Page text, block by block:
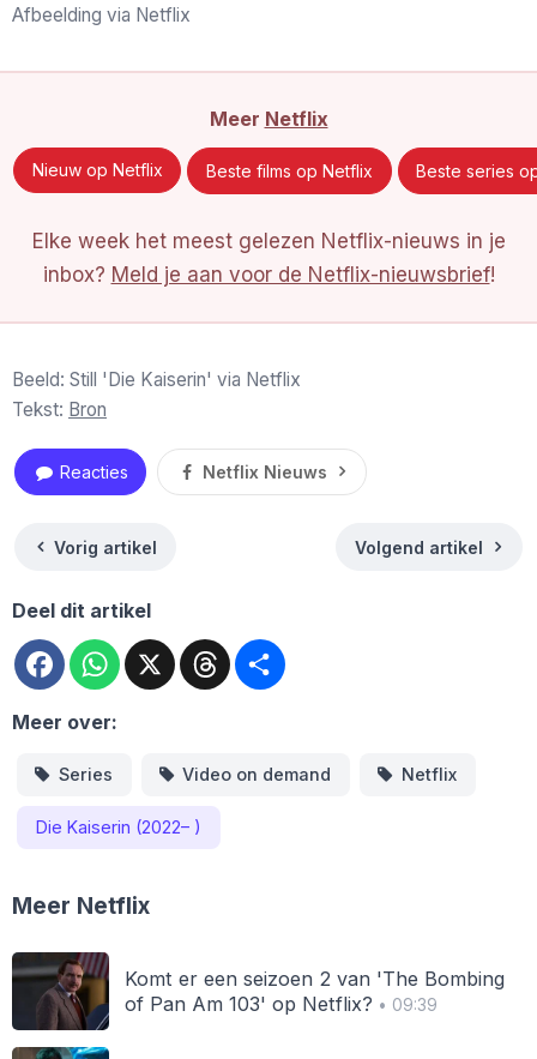
Afbeelding via Netflix
Meer Netflix
Nieuw op Netflix Beste films op Netflix Beste series
Elke week het meest gelezen Netflix-nieuws in je
inbox? Meld je aan voor de Netflix-nieuwsbrief!
Beeld: Still 'Die Kaiserin' via Netflix
Tekst: Bron
Reacties Netflix Nieuws
Vorig artikel Volgend artikel
Deel dit artikel
FacebookWhatsApp
X Threads
Meer over:
Series Video on demand Netflix
Die Kaiserin (2022– )
Meer Netflix
Komt er een seizoen 2 van 'The Bombing
of Pan Am 103' op Netflix? • 09:39